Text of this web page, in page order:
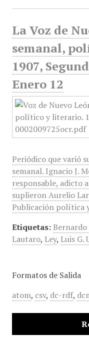
La Voz de
semanal,
1907,
Enero 12
Periódico que varió
semanal. Ignacio J.
responsable, adicto
suplieron Aurelio
Publicación política
Etiquetas: Bernardo
Lautaro, Ley, Luis G.
Formatos de Salida
atom, csv, dc-rdf,